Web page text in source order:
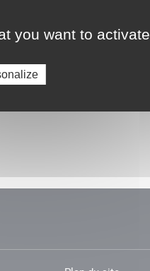
you want to activate